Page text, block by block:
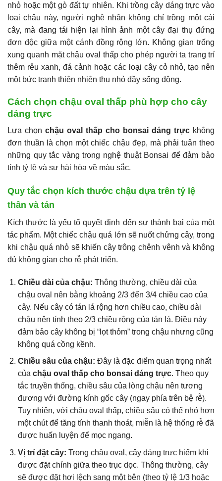
nhỏ hoặc một gò đất tự nhiên. Khi trồng cây dáng trực vào
loại chậu này, người nghệ nhân không chỉ trồng một cái
cây, mà đang tái hiện lại hình ảnh một cây đại thụ đứng
đơn độc giữa một cánh đồng rộng lớn. Không gian trống
xung quanh mặt chậu oval thấp cho phép người ta trang trí
thêm rêu xanh, đá cảnh hoặc các loại cây cỏ nhỏ, tạo nên
một bức tranh thiên nhiên thu nhỏ đầy sống động.
Cách chọn chậu oval thấp phù hợp cho cây
dáng trực
Lựa chọn chậu oval thấp cho bonsai dáng trực không
đơn thuần là chọn một chiếc chậu đẹp, mà phải tuân theo
những quy tắc vàng trong nghệ thuật Bonsai để đảm bảo
tính tỷ lệ và sự hài hòa về màu sắc.
Quy tắc chọn kích thước chậu dựa trên tỷ lệ
thân và tán
Kích thước là yếu tố quyết định đến sự thành bại của một
tác phẩm. Một chiếc chậu quá lớn sẽ nuốt chửng cây, trong
khi chậu quá nhỏ sẽ khiến cây trông chênh vênh và không
đủ không gian cho rễ phát triển.
Chiều dài của chậu: Thông thường, chiều dài của
chậu oval nên bằng khoảng 2/3 đến 3/4 chiều cao của
cây. Nếu cây có tán lá rộng hơn chiều cao, chiều dài
chậu nên tính theo 2/3 chiều rộng của tán lá. Điều này
đảm bảo cây không bị “lọt thỏm” trong chậu nhưng cũng
không quá cồng kềnh.
Chiều sâu của chậu: Đây là đặc điểm quan trọng nhất
của chậu oval thấp cho bonsai dáng trực. Theo quy
tắc truyền thống, chiều sâu của lòng chậu nên tương
đương với đường kính gốc cây (ngay phía trên bệ rễ).
Tuy nhiên, với chậu oval thấp, chiều sâu có thể nhỏ hơn
một chút để tăng tính thanh thoát, miễn là hệ thống rễ đã
được huấn luyện để mọc ngang.
Vị trí đặt cây: Trong chậu oval, cây dáng trực hiếm khi
được đặt chính giữa theo trục dọc. Thông thường, cây
sẽ được đặt hơi lệch sang một bên (theo tỷ lệ 1/3 hoặc